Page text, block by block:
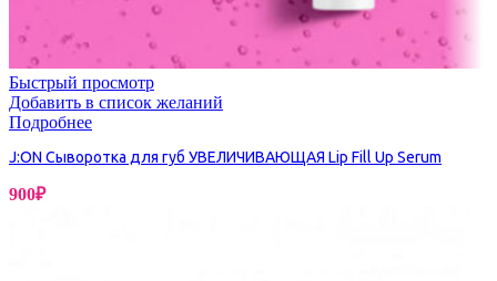
Быстрый просмотр
Добавить в список желаний
Подробнее
J:ON Сыворотка для губ УВЕЛИЧИВАЮЩАЯ Lip Fill Up Serum
900₽